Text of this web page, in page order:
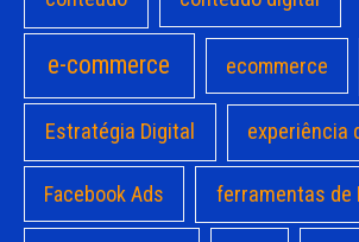
e-commerce ecommerce
Estratégia Digital experiência
Facebook Ads ferramentas de